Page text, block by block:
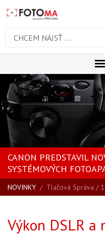
CANON PREDSTAVIL
SYSTÉMOVÝCH
NOVINKY / Tlačová Správa /
Výkon DSLR a